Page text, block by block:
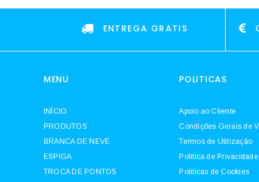
ENTREGA GRATIS
MENU
INÍCIO
PRODUTOS
BRANCA DE NEVE
ESPIGA
TROCA DE PONTOS
POLITICAS
Apoio ao Cliente
Condições Gerais de
Termos de Utilização
Política de Privacidade
Políticas de Cookies